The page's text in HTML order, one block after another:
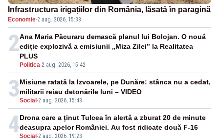
Infrastructura irigațiilor din România, lăsată în paragină
Economie·2 aug. 2026, 15:38
2
Politica-2 aug. 2026, 15:42
Ana Maria Păcuraru demască planul lui Bolojan. O nouă
ediție explozivă a emisiunii „Miza Zilei” la Realitatea
PLUS
3Social -2 aug. 2026, 15:48
Misiune ratată la Izvoarele, pe Dunăre: stânca nu a cedat,
militarii reiau detonările luni – VIDEO
4Social -2 aug. 2026, 19:28
Drona care a ținut Tulcea în alertă a zburat 20 de minute
deasupra apelor României. Au fost ridicate două F-16